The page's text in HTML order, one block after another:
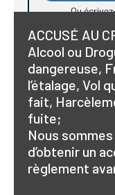
Ou
ACCUSÉ AU
Alcool ou
dangereuse,
l’étalage, Vol
fait,
fuite;
Nous
d’obtenir un
règlement